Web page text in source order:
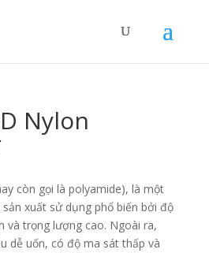
Nylon
còn gọi là polyamide), là một
xuất sử dụng phổ biến bởi độ
và trọng lượng cao. Ngoài ra,
dễ uốn, có độ ma sát thấp và